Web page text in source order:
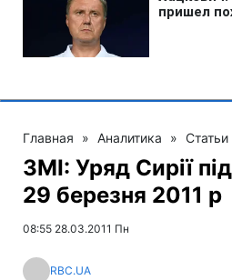
Главная » Аналитика » Статьи
ЗМІ: Уряд Сирії
29 березня 2011 р
08:55 28.03.2011 Пн
RBC.UA